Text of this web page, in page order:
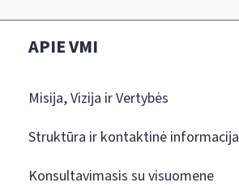
APIE VMI
Misija, Vizija ir Vertybės
Struktūra ir kontaktinė informacija
Konsultavimasis su visuomene